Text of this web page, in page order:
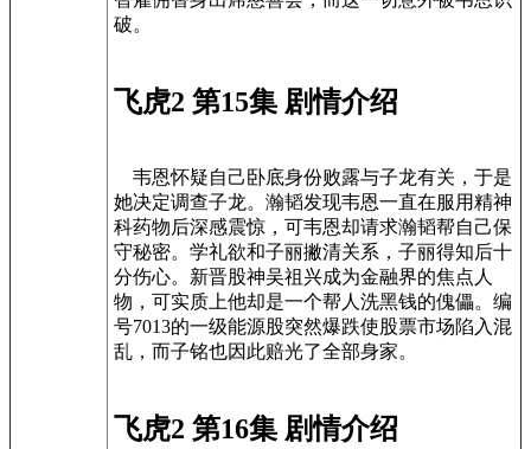
破。
飞虎2 第15集 剧情介绍
韦恩怀疑自己卧底身份败露与子龙有关，于是
她决定调查子龙。瀚韬发现韦恩一直在服用精神
科药物后深感震惊，可韦恩却请求瀚韬帮自己保
守秘密。学礼欲和子丽撇清关系，子丽得知后十
分伤心。新晋股神吴祖兴成为金融界的焦点人
物，可实质上他却是一个帮人洗黑钱的傀儡。编
号7013的一级能源股突然爆跌使股票市场陷入混
乱，而子铭也因此赔光了全部身家。
飞虎2 第16集 剧情介绍